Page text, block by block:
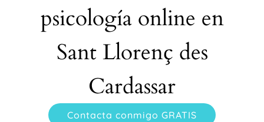
psicología online en
Sant Llorenç des
Cardassar
Contacta conmigo GRATIS